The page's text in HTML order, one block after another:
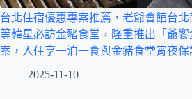
台北住宿優惠專案推薦，老爺會館台
等韓星必訪金豬食堂，隆重推出「爺
案，入住享一泊一食與金豬食堂宵夜保
2025-11-10